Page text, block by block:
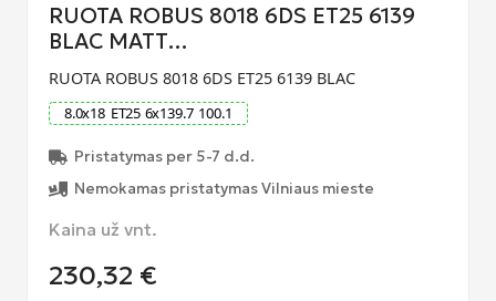
RUOTA ROBUS 8018 6DS ET25 6139
BLAC MATT…
RUOTA ROBUS 8018 6DS ET25 6139 BLAC
8.0x18 ET25 6x139.7 100.1
Pristatymas per 5-7 d.d.
Nemokamas pristatymas Vilniaus mieste
Kaina už vnt.
230,32 €